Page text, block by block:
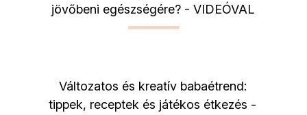
jövőbeni egészségére? - VIDEÓVAL
Változatos és kreatív babaétrend:
tippek, receptek és játékos étkezés -